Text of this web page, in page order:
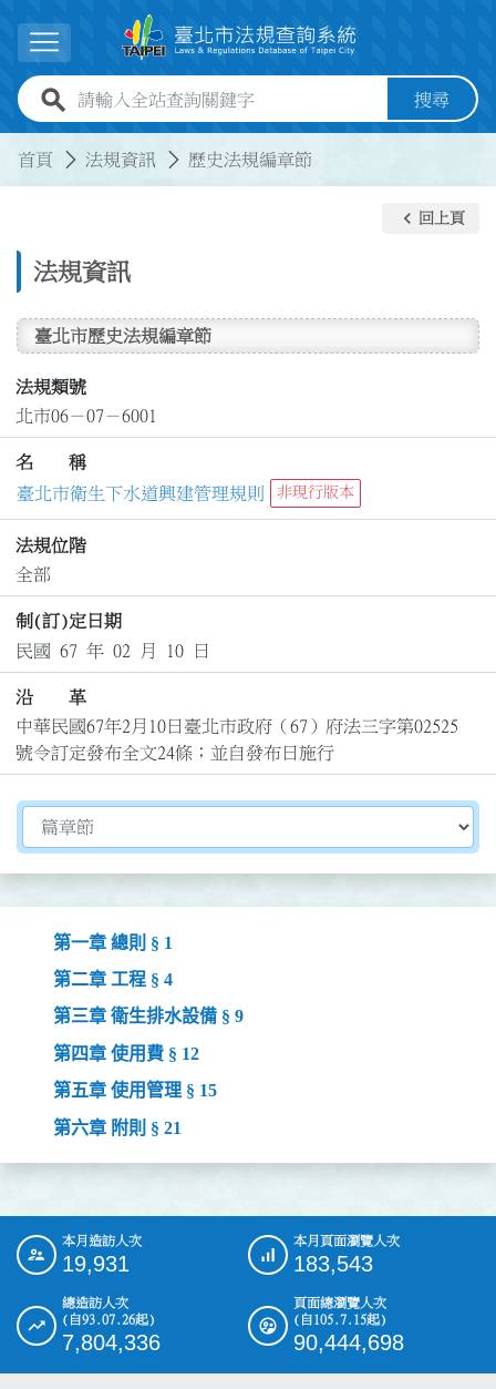
展開選單
全站查詢關鍵字欄位 搜尋
首頁 法規資訊 歷史法規編章節
法規資訊
keyboard_arrow_left 回上頁
臺北市歷史法規編章節
法規類號
北市06－07－6001
名 稱
臺北市衛生下水道興建管理規則
非現行版本
法規位階
全部
制(訂)定日期
民國 67 年 02 月 10 日
沿 革
中華民國67年2月10日臺北市政府（67）府法三字第02525
號令訂定發布全文24條；並自發布日施行
切換選擇法規資訊內容
第一章 總則 § 1
第二章 工程 § 4
第三章 衛生排水設備 § 9
第四章 使用費 § 12
第五章 使用管理 § 15
第六章 附則 § 21
::: 本月造訪人次
19,931
本月頁面瀏覽人次
183,543
總造訪人次
(自93.07.26起)
7,804,336
頁面總瀏覽人次
(自105.7.15起)
90,444,698